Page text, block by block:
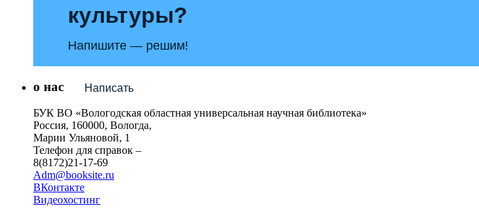
культуры?
Напишите — решим!
Написать
о нас
БУК ВО «Вологодская областная универсальная научная библиотека»
Россия, 160000, Вологда,
Марии Ульяновой, 1
Телефон для справок –
8(8172)21-17-69
Adm@booksite.ru
ВКонтакте
Видеохостинг